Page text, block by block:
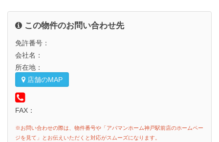
この物件のお問い合わせ先
免許番号：
会社名：
所在地：
店舗のMAP
FAX：
※お問い合わせの際は、物件番号や「アパマンホーム神戸駅前店のホームペー
ジを見て」とお伝えいただくと対応がスムーズになります。